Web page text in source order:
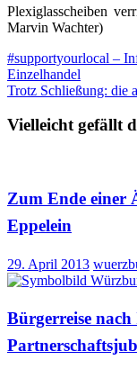
Plexiglasscheiben
Marvin Wachter)
#supportyourlocal –
Einzelhandel
Trotz Schließung: die
Vielleicht gefällt
Zum Ende einer
Eppelein
29. April 2013
Bürgerreise